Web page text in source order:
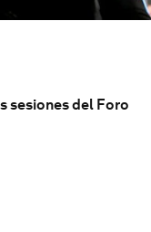
sesiones del Foro